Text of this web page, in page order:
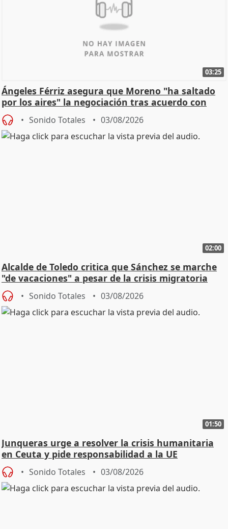
03:25
Ángeles Férriz asegura que Moreno "ha saltado
por los aires" la negociación tras acuerdo con
SMA
Sonido Totales 03/08/2026
02:00
Alcalde de Toledo critica que Sánchez se marche
"de vacaciones" a pesar de la crisis migratoria
Sonido Totales 03/08/2026
01:50
Junqueras urge a resolver la crisis humanitaria
en Ceuta y pide responsabilidad a la UE
Sonido Totales 03/08/2026